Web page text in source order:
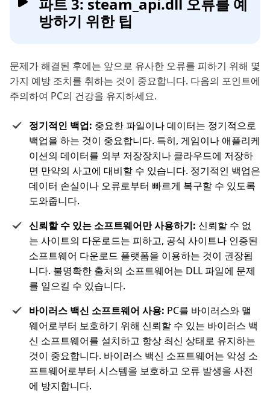
방하기 위한 팁
문제가 해결된 후에는 앞으로 유사한 오류를 피하기 위해 몇
가지 예방 조치를 취하는 것이 중요합니다. 다음의 포인트에
주의하여 PC의 건강을 유지하세요.
정기적인 백업: 중요한 파일이나 데이터는 정기적으로
백업을 하는 것이 중요합니다. 특히, 게임이나 애플리케
이션의 데이터를 외부 저장장치나 클라우드에 저장하
면 만약의 사고에 대비할 수 있습니다. 정기적인 백업은
데이터 손실이나 오류로부터 빠르게 복구할 수 있도록
도와줍니다.
신뢰할 수 있는 소프트웨어만 사용하기: 신뢰할 수 없
는 사이트의 다운로드는 피하고, 공식 사이트나 인증된
소프트웨어 다운로드 플랫폼을 이용하는 것이 권장됩
니다. 불명확한 출처의 소프트웨어는 DLL 파일에 문제
를 일으킬 수 있습니다.
바이러스 백신 소프트웨어 사용: PC를 바이러스와 맬
웨어로부터 보호하기 위해 신뢰할 수 있는 바이러스 백
신 소프트웨어를 설치하고 항상 최신 상태로 유지하는
것이 중요합니다. 바이러스 백신 소프트웨어는 악성 소
프트웨어로부터 시스템을 보호하고 오류 발생을 사전
에 방지합니다.